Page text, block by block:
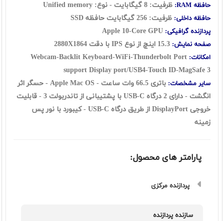
حافظه RAM: ظرفیت: 8 گيگابايت - نوع: Unified memory
حافظه داخلی: ظرفیت: 256 گيگابايت حافظه SSD
پردازنده گرافیکی: Apple 10-Core GPU
صفحه نمایش:
امکانات: Webcam-Backlit Keyboard-WiFi-Thunderbolt Port
support Display port/USB4-Touch ID-MagSafe 3
سایر مشخصات:
باتری 66.5 وات ساعت - Apple Mac OS - حسگر اثر
انگشت -
دارای 2 درگاه USB-C با پشتیبانی از تاندربولت 3 - قابلیت
خروجی DisplayPort از طریق درگاه USB-C - کیبورد با نور پس
زمینه
پارامتر های محصول:
پردازنده مرکزی
سازنده پردازنده